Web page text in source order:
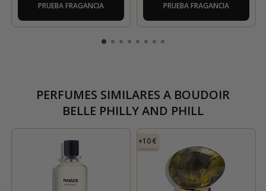
PRUEBA FRAGANCIA PRUEBA FRAGANCIA
PERFUMES SIMILARES A BOUDOIR
BELLE PHILLY AND PHILL
+10 €